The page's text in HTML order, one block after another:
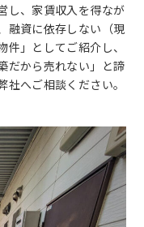
し、家賃収入を得なが
融資に依存しない（現
」としてご紹介し、
だから売れない」と諦
へご相談ください。